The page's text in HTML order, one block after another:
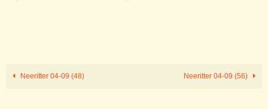
Neeritter 04-09 (48) Neeritter 04-09 (56)